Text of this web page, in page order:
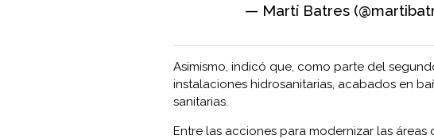
— Martí Batres
Asimismo, indicó que, como parte del
instalaciones hidrosanitarias, acabados en
sanitarias.
Entre las acciones para modernizar las